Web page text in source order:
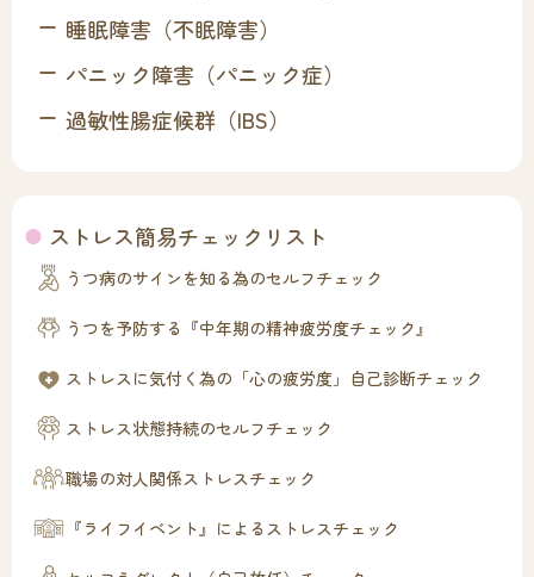
睡眠障害（不眠障害）
パニック障害（パニック症）
過敏性腸症候群（IBS）
ストレス簡易チェックリスト
うつ病のサインを知る為のセルフチェック
うつを予防する『中年期の精神疲労度チェック』
ストレスに気付く為の「心の疲労度」自己診断チェック
ストレス状態持続のセルフチェック
職場の対人関係ストレスチェック
『ライフイベント』によるストレスチェック